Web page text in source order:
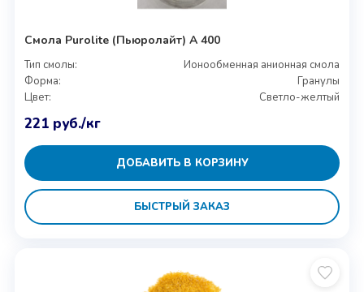
Смола Purolite (Пьюролайт) A 400
Тип смолы:
Ионообменная анионная смола
Форма:
Гранулы
Цвет:
Светло-желтый
221 руб./кг
ДОБАВИТЬ В КОРЗИНУ
БЫСТРЫЙ ЗАКАЗ